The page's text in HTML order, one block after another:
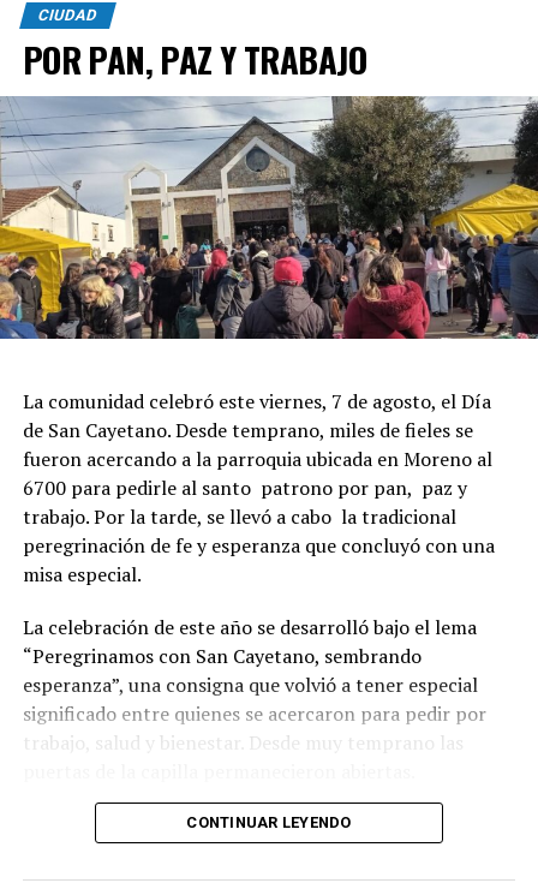
CIUDAD
POR PAN, PAZ Y TRABAJO
La comunidad celebró este viernes, 7 de agosto, el Día
de San Cayetano. Desde temprano, miles de fieles se
fueron acercando a la parroquia ubicada en Moreno al
6700 para pedirle al santo patrono por pan, paz y
trabajo. Por la tarde, se llevó a cabo la tradicional
peregrinación de fe y esperanza que concluyó con una
misa especial.
La celebración de este año se desarrolló bajo el lema
“Peregrinamos con San Cayetano, sembrando
esperanza”, una consigna que volvió a tener especial
significado entre quienes se acercaron para pedir por
trabajo, salud y bienestar. Desde muy temprano las
La imagen del santo salió del santuario de Moreno al
las calles del barrio. Grandes, jóvenes y niños y fieles se
CONTINUAR LEYENDO